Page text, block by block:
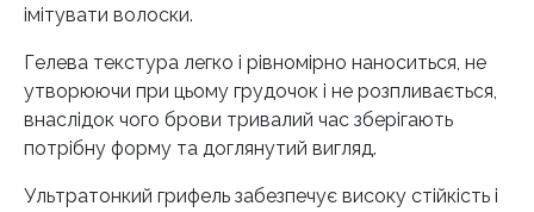
імітувати волоски.
Гелева текстура легко і рівномірно наноситься, не
утворюючи при цьому грудочок і не розпливається,
внаслідок чого брови тривалий час зберігають
потрібну форму та доглянутий вигляд.
Ультратонкий грифель забезпечує високу стійкість і